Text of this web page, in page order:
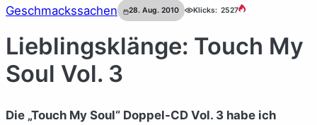
Geschmackssachen 28. Aug. 2010 Klicks: 2527
Lieblingsklänge: Touch My
Soul Vol. 3
Die „Touch My Soul“ Doppel-CD Vol. 3 habe ich